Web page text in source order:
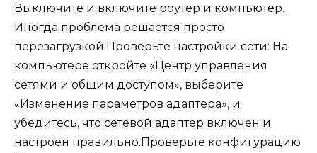
Выключите и включите роутер и компьютер.
Иногда проблема решается просто
перезагрузкой.Проверьте настройки сети: На
компьютере откройте «Центр управления
сетями и общим доступом», выберите
«Изменение параметров адаптера», и
убедитесь, что сетевой адаптер включен и
настроен правильно.Проверьте конфигурацию